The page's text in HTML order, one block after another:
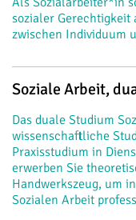
sozialer
zwischen Individuum
Soziale Arbeit,
Das duale Studium
wissenschaftliche
Praxisstudium in
erwerben Sie
Handwerkszeug, um
Sozialen Arbeit